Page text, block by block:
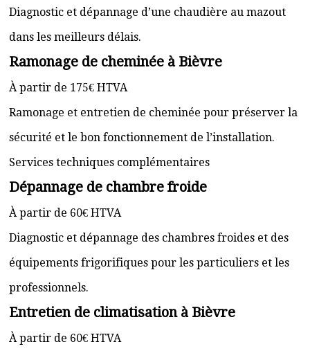
Diagnostic et dépannage d’une chaudière au mazout
dans les meilleurs délais.
Ramonage de cheminée à Bièvre
À partir de 175€ HTVA
Ramonage et entretien de cheminée pour préserver la
sécurité et le bon fonctionnement de l’installation.
Services techniques complémentaires
Dépannage de chambre froide
À partir de 60€ HTVA
Diagnostic et dépannage des chambres froides et des
équipements frigorifiques pour les particuliers et les
professionnels.
Entretien de climatisation à Bièvre
À partir de 60€ HTVA